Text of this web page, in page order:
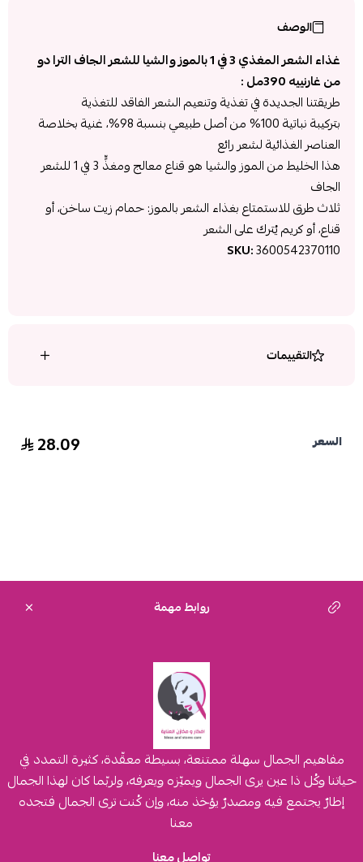
الوصف
غذاء الشعر المغذي 3 في 1 بالموز والشيا للشعر الجاف الترا دو
من غارنييه 390مل :
طريقتنا الجديدة في تغذية وتنعيم الشعر الفاقد للتغذية
بتركيبة نباتية 100% من أصل طبيعي بنسبة 98%، غنية بخلاصة
العناصر الغذائية لشعر رائع
هذا الخليط من الموز والشيا هو قناع معالج ومغذٍّ 3 في 1 للشعر
الجاف
ثلاث طرق للاستمتاع بغذاء الشعر بالموز: حمام زيت ساخن، أو
قناع، أو كريم يُترك على الشعر
SKU:3600542370110
التقييمات
السعر 28.09
روابط مهمة
مفاهيم الجمال سهلة ممتنعة، بسيطة معقّدة، كثيرة التمدد في
حياتنا وكُل ذا عين يرى الجمال ويميّزه ويعرفه، ولربّما كان لهذا الجمال
إطارٌ يجتمع فيه ومصدرٌ يؤخذ منه، وإن كُنت ترى الجمال فتجده
معنا
تواصل معنا